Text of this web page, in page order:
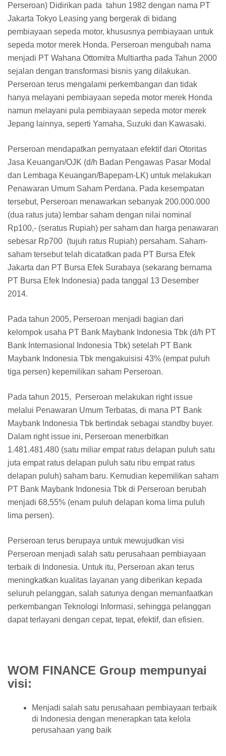
Perseroan) Didirikan pada tahun 1982 dengan nama PT
Jakarta Tokyo Leasing yang bergerak di bidang
pembiayaan sepeda motor, khususnya pembiayaan untuk
sepeda motor merek Honda. Perseroan mengubah nama
menjadi PT Wahana Ottomitra Multiartha pada Tahun 2000
sejalan dengan transformasi bisnis yang dilakukan.
Perseroan terus mengalami perkembangan dan tidak
hanya melayani pembiayaan sepeda motor merek Honda
namun melayani pula pembiayaan sepeda motor merek
Jepang lainnya, seperti Yamaha, Suzuki dan Kawasaki.
Perseroan mendapatkan pernyataan efektif dari Otoritas
Jasa Keuangan/OJK (d/h Badan Pengawas Pasar Modal
dan Lembaga Keuangan/Bapepam-LK) untuk melakukan
Penawaran Umum Saham Perdana. Pada kesempatan
tersebut, Perseroan menawarkan sebanyak 200.000.000
(dua ratus juta) lembar saham dengan nilai nominal
Rp100,- (seratus Rupiah) per saham dan harga penawaran
sebesar Rp700 (tujuh ratus Rupiah) persaham. Saham-
saham tersebut telah dicatatkan pada PT Bursa Efek
Jakarta dan PT Bursa Efek Surabaya (sekarang bernama
PT Bursa Efek Indonesia) pada tanggal 13 Desember
2014.
Pada tahun 2005, Perseroan menjadi bagian dari
kelompok usaha PT Bank Maybank Indonesia Tbk (d/h PT
Bank Internasional Indonesia Tbk) setelah PT Bank
Maybank Indonesia Tbk mengakuisisi 43% (empat puluh
tiga persen) kepemilikan saham Perseroan.
Pada tahun 2015, Perseroan melakukan right issue
melalui Penawaran Umum Terbatas, di mana PT Bank
Maybank Indonesia Tbk bertindak sebagai standby buyer.
Dalam right issue ini, Perseroan menerbitkan
1.481.481.480 (satu miliar empat ratus delapan puluh satu
juta empat ratus delapan puluh satu ribu empat ratus
delapan puluh) saham baru. Kemudian kepemilikan saham
PT Bank Maybank Indonesia Tbk di Perseroan berubah
menjadi 68,55% (enam puluh delapan koma lima puluh
lima persen).
Perseroan terus berupaya untuk mewujudkan visi
Perseroan menjadi salah satu perusahaan pembiayaan
terbaik di Indonesia. Untuk itu, Perseroan akan terus
meningkatkan kualitas layanan yang diberikan kepada
seluruh pelanggan, salah satunya dengan memanfaatkan
perkembangan Teknologi Informasi, sehingga pelanggan
dapat terlayani dengan cepat, tepat, efektif, dan efisien.
WOM FINANCE Group mempunyai
visi:
Menjadi salah satu perusahaan pembiayaan terbaik
di Indonesia dengan menerapkan tata kelola
perusahaan yang baik